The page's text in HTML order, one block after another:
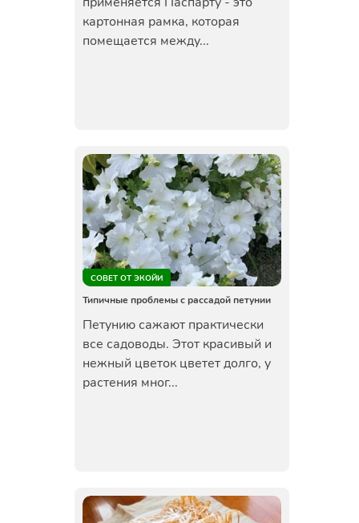
картонная рамка, которая
помещается между...
СОВЕТ ОТ ЭКОЙИ
Типичные проблемы с рассадой петунии
Петунию сажают практически
все садоводы. Этот красивый и
нежный цветок цветет долго, у
растения мног...